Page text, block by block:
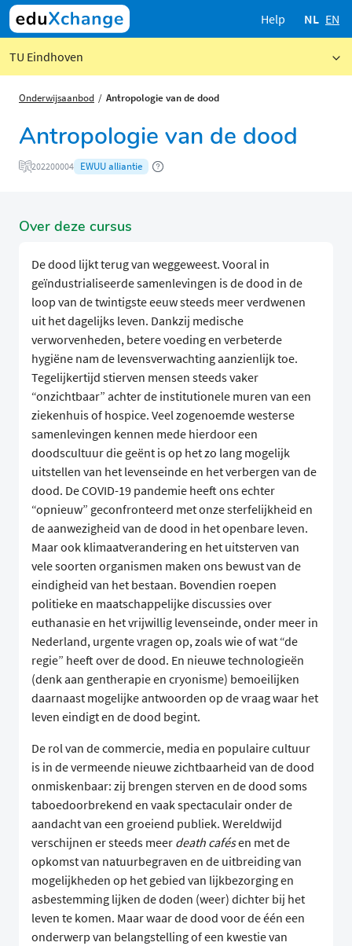
Help NL EN
TU Eindhoven
Onderwijsaanbod Antropologie van de dood
Antropologie van de dood
202200004 EWUU alliantie
Over deze cursus
De dood lijkt terug van weggeweest. Vooral in
geïndustrialiseerde samenlevingen is de dood in de
loop van de twintigste eeuw steeds meer verdwenen
uit het dagelijks leven. Dankzij medische
verworvenheden, betere voeding en verbeterde
hygiëne nam de levensverwachting aanzienlijk toe.
Tegelijkertijd stierven mensen steeds vaker
“onzichtbaar” achter de institutionele muren van een
ziekenhuis of hospice. Veel zogenoemde westerse
samenlevingen kennen mede hierdoor een
doodscultuur die geënt is op het zo lang mogelijk
uitstellen van het levenseinde en het verbergen van de
dood. De COVID-19 pandemie heeft ons echter
“opnieuw” geconfronteerd met onze sterfelijkheid en
de aanwezigheid van de dood in het openbare leven.
Maar ook klimaatverandering en het uitsterven van
vele soorten organismen maken ons bewust van de
eindigheid van het bestaan. Bovendien roepen
politieke en maatschappelijke discussies over
euthanasie en het vrijwillig levenseinde, onder meer in
Nederland, urgente vragen op, zoals wie of wat “de
regie” heeft over de dood. En nieuwe technologieën
(denk aan gentherapie en cryonisme) bemoeilijken
daarnaast mogelijke antwoorden op de vraag waar het
leven eindigt en de dood begint.
De rol van de commercie, media en populaire cultuur
is in de vermeende nieuwe zichtbaarheid van de dood
onmiskenbaar: zij brengen sterven en de dood soms
taboedoorbrekend en vaak spectaculair onder de
aandacht van een groeiend publiek. Wereldwijd
verschijnen er steeds meer death cafésen met de
opkomst van natuurbegraven en de uitbreiding van
mogelijkheden op het gebied van lijkbezorging en
asbestemming lijken de doden (weer) dichter bij het
leven te komen. Maar waar de dood voor de één een
onderwerp van belangstelling of een kwestie van